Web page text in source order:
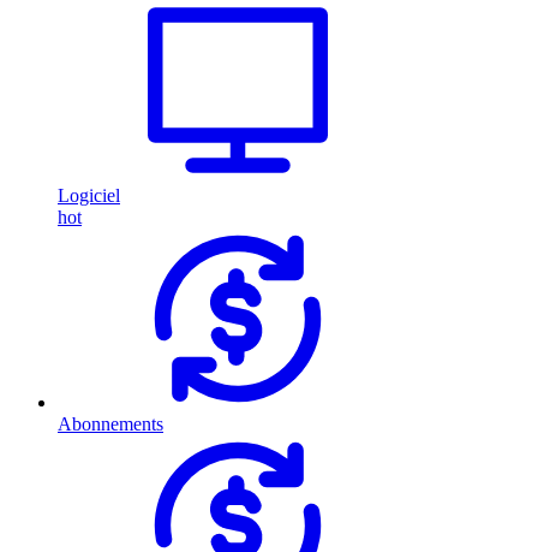
Logiciel
hot
Abonnements